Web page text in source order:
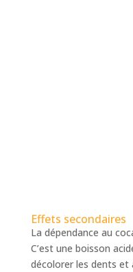
Effets secondaires
La dépendance au
C’est une boisson
décolorer les dents et